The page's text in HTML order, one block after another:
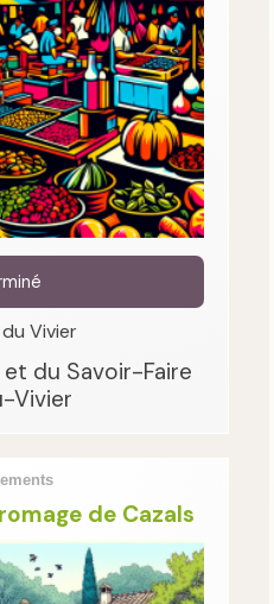
Vivier
du Savoir-Faire
Vivier
de Cazals